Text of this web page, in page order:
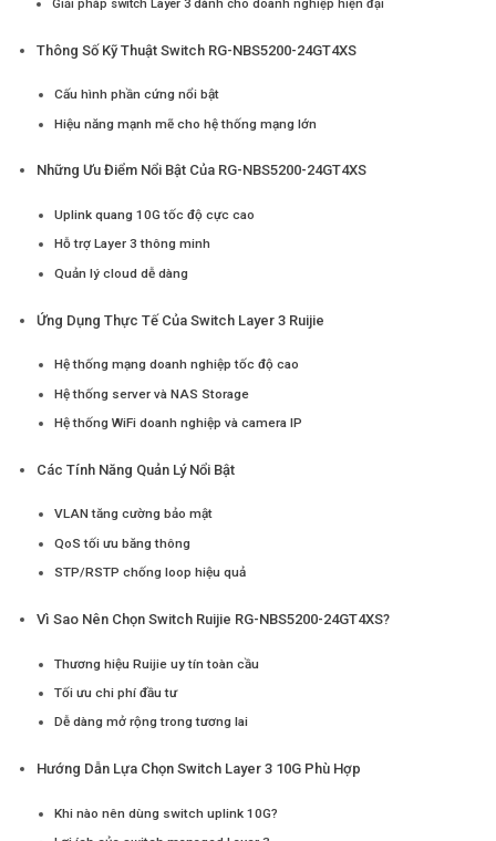
Giải pháp switch Layer 3 dành cho doanh nghiệp hiện đại
Thông Số Kỹ Thuật Switch RG-NBS5200-24GT4XS
Cấu hình phần cứng nổi bật
Hiệu năng mạnh mẽ cho hệ thống mạng lớn
Những Ưu Điểm Nổi Bật Của RG-NBS5200-24GT4XS
Uplink quang 10G tốc độ cực cao
Hỗ trợ Layer 3 thông minh
Quản lý cloud dễ dàng
Ứng Dụng Thực Tế Của Switch Layer 3 Ruijie
Hệ thống mạng doanh nghiệp tốc độ cao
Hệ thống server và NAS Storage
Hệ thống WiFi doanh nghiệp và camera IP
Các Tính Năng Quản Lý Nổi Bật
VLAN tăng cường bảo mật
QoS tối ưu băng thông
STP/RSTP chống loop hiệu quả
Vì Sao Nên Chọn Switch Ruijie RG-NBS5200-24GT4XS?
Thương hiệu Ruijie uy tín toàn cầu
Tối ưu chi phí đầu tư
Dễ dàng mở rộng trong tương lai
Hướng Dẫn Lựa Chọn Switch Layer 3 10G Phù Hợp
Khi nào nên dùng switch uplink 10G?